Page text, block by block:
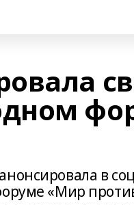
в
«Мир